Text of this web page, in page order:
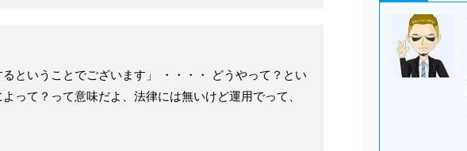
ということでございます」 ・・・・ どうやって？とい
って？って意味だよ、法律には無いけど運用でって、